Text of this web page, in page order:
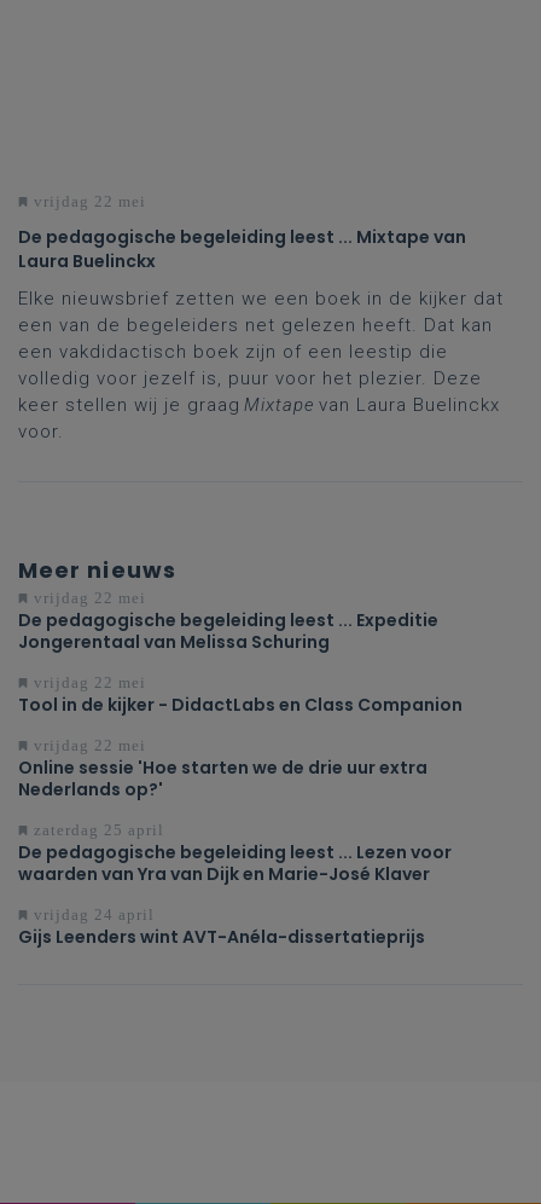
vrijdag 22 mei
De pedagogische begeleiding leest ... Mixtape van
Laura Buelinckx
Elke nieuwsbrief zetten we een boek in de kijker dat
een van de begeleiders net gelezen heeft. Dat kan
een vakdidactisch boek zijn of een leestip die
volledig voor jezelf is, puur voor het plezier. Deze
keer stellen wij je graag Mixtape van Laura Buelinckx
voor.
Meer nieuws
vrijdag 22 mei
De pedagogische begeleiding leest ... Expeditie
Jongerentaal van Melissa Schuring
vrijdag 22 mei
Tool in de kijker - DidactLabs en Class Companion
vrijdag 22 mei
Online sessie 'Hoe starten we de drie uur extra
Nederlands op?'
zaterdag 25 april
De pedagogische begeleiding leest ... Lezen voor
waarden van Yra van Dijk en Marie-José Klaver
vrijdag 24 april
Gijs Leenders wint AVT-Anéla-dissertatieprijs